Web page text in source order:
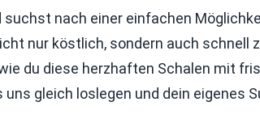
suchst nach einer einfachen
nur köstlich, sondern auch schnell
du diese herzhaften Schalen mit
gleich loslegen und dein eigenes